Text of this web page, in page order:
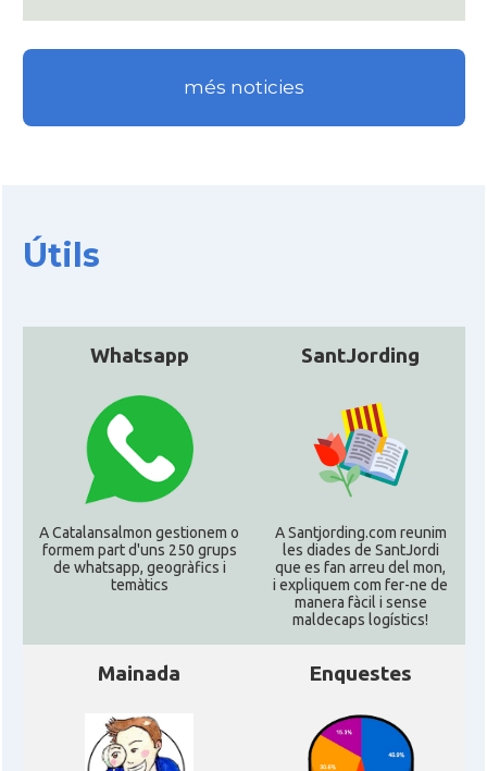
més noticies
Útils
Whatsapp
A Catalansalmon gestionem o
formem part d'uns 250 grups
de whatsapp, geogràfics i
temàtics
SantJording
A Santjording.com reunim
les diades de SantJordi
que es fan arreu del mon,
i expliquem com fer-ne de
manera fàcil i sense
maldecaps logí­stics!
Mainada Enquestes